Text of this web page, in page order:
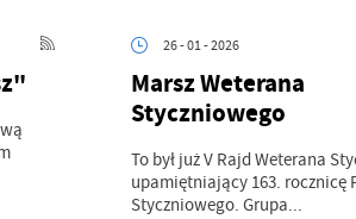
26 - 01 - 2026
Marsz Weterana
Styczniowego
To był już V Rajd Weterana
upamiętniający 163. rocznicę
Styczniowego. Grupa...